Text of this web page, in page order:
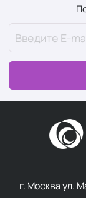
г. Москва ул.